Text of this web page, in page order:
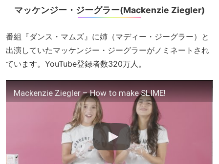
マッケンジー・ジーグラー(Mackenzie Ziegler)
番組『ダンス・マムズ』に姉（マディー・ジーグラー）と
出演していたマッケンジー・ジーグラーがノミネートされ
ています。YouTube登録者数320万人。
Mackenzie Ziegler – How to make SLIME!